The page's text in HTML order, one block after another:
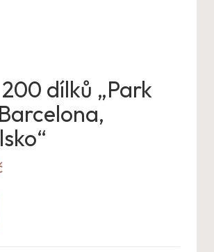
dílků „Park